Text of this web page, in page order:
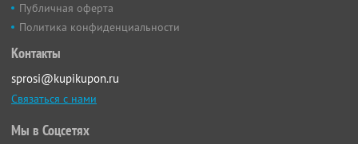
Публичная оферта
Политика конфиденциальности
Контакты
sprosi@kupikupon.ru
Связаться с нами
Мы в Соцсетях